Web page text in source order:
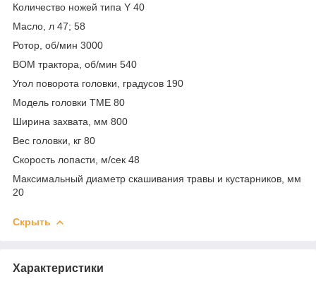
Количество ножей типа Y 40
Масло, л 47; 58
Ротор, об/мин 3000
ВОМ трактора, об/мин 540
Угол поворота головки, градусов 190
Модель головки TME 80
Ширина захвата, мм 800
Вес головки, кг 80
Скорость лопасти, м/сек 48
Максимальный диаметр скашивания травы и кустарников, мм
20
Скрыть
Характеристики